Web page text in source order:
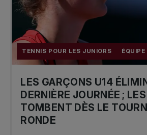
TENNIS POUR LES JUNIORS
LES GARÇONS U14
DERNIÈRE JOURNÉE ;
TOMBENT DÈS LE
RONDE